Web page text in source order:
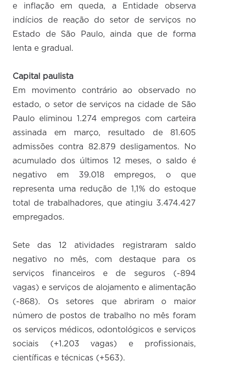
e inflação em queda, a Entidade observa
indícios de reação do setor de serviços no
Estado de São Paulo, ainda que de forma
lenta e gradual.
Capital paulista
Em movimento contrário ao observado no
estado, o setor de serviços na cidade de São
Paulo eliminou 1.274 empregos com carteira
assinada em março, resultado de 81.605
admissões contra 82.879 desligamentos. No
acumulado dos últimos 12 meses, o saldo é
negativo em 39.018 empregos, o que
representa uma redução de 1,1% do estoque
total de trabalhadores, que atingiu 3.474.427
empregados.
Sete das 12 atividades registraram saldo
negativo no mês, com destaque para os
serviços financeiros e de seguros (-894
vagas) e serviços de alojamento e alimentação
(-868). Os setores que abriram o maior
número de postos de trabalho no mês foram
os serviços médicos, odontológicos e serviços
sociais (+1.203 vagas) e profissionais,
científicas e técnicas (+563).